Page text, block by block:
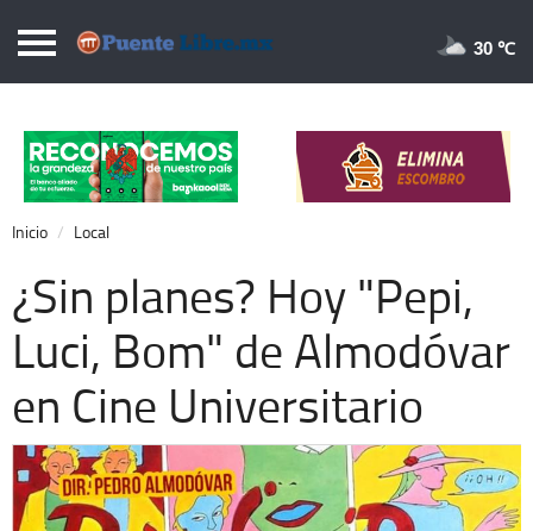
Puentelibre.mx
Local
Nacional
Opinión
Cronos
Economía
Espectáculos
Extra +
30 ℃
Inicio Local
¿Sin planes? Hoy "Pepi,
Luci, Bom" de Almodóvar
en Cine Universitario